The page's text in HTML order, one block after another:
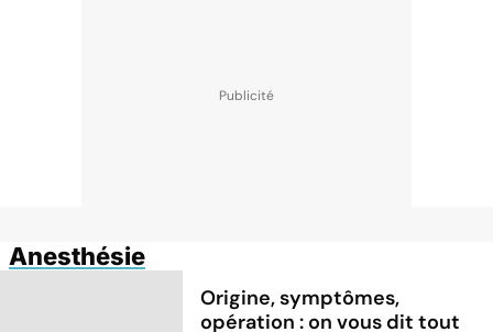
Anesthésie
Origine, symptômes,
opération : on vous dit tout